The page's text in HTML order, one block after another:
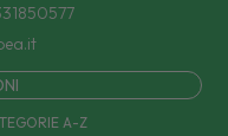
A-Z